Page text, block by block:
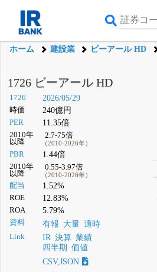
ホーム 建設業 ビーアール HD
1726 ビーアール HD
1726 2026/05/29
時価 240億円
PER 11.35倍
2010年
以降
2.7-75倍
（2010-2026年）
PBR 1.44倍
2010年
以降
0.55-3.97倍
（2010-2026年）
配当 1.52%
ROE 12.83%
ROA 5.79%
資料 有報 大量 適時
Link IR 決算 業績
四半期
価値
CSV,JSON